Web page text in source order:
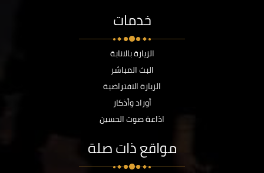
خدمات
الزيارة بالانابة
البث المباشر
الزيارة الافتراضية
أوراد وأذكار
اذاعة صوت الحسين
مواقع ذات صلة